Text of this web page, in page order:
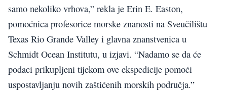
samo nekoliko vrhova,” rekla je Erin E. Easton,
pomoćnica profesorice morske znanosti na Sveučilištu
Texas Rio Grande Valley i glavna znanstvenica u
Schmidt Ocean Institutu, u izjavi. “Nadamo se da će
podaci prikupljeni tijekom ove ekspedicije pomoći
uspostavljanju novih zaštićenih morskih područja.”